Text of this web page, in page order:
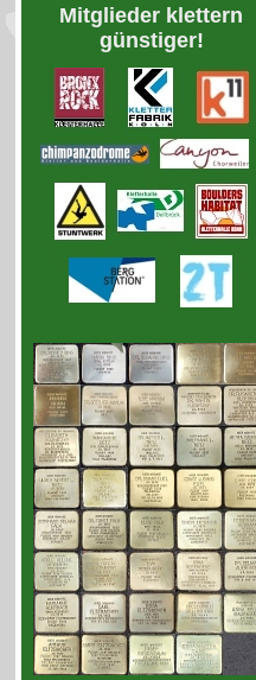
Mitglieder klettern
günstiger!